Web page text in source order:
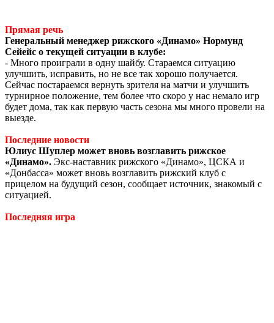
Прямая речь
Генеральный менеджер рижского «Динамо» Нормунд
Сейейс о текущей ситуации в клубе:
- Много проиграли в одну шайбу. Стараемся ситуацию
улучшить, исправить, но не все так хорошо получается.
Сейчас постараемся вернуть зрителя на матчи и улучшить
турнирное положение, тем более что скоро у нас немало игр
будет дома, так как первую часть сезона мы много провели на
выезде.
Последние новости
Юлиус Шуплер может вновь возглавить рижское
«Динамо». Экс-наставник рижского «Динамо», ЦСКА и
«Донбасса» может вновь возглавить рижский клуб с
прицелом на будущий сезон, сообщает источник, знакомый с
ситуацией.
Последняя игра